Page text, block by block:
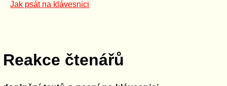
Jak psát na klávesnici
Reakce čtenářů